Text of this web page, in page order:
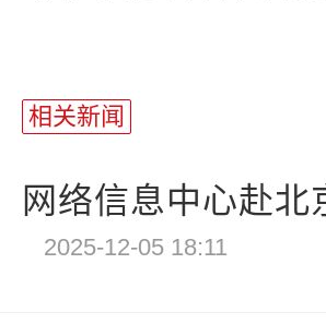
相关新闻
网络信息中心赴
2025-12-05 18:11